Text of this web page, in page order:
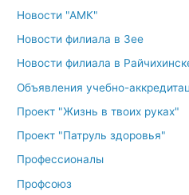
Новости "АМК"
Новости филиала в Зее
Новости филиала в
Объявления учебно-
Проект "Жизнь в твоих руках"
Проект "Патруль здоровья"
Профессионалы
Профсоюз